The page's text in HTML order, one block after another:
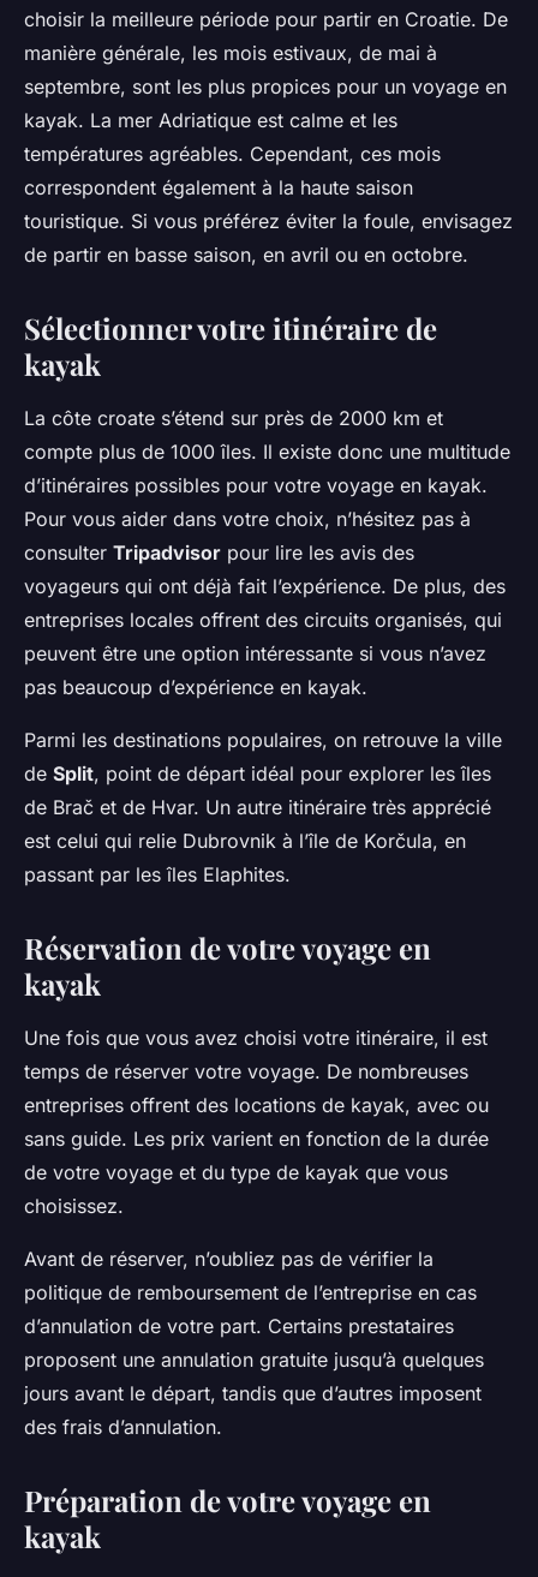
choisir la meilleure période pour partir en Croatie. De
manière générale, les mois estivaux, de mai à
septembre, sont les plus propices pour un voyage en
kayak. La mer Adriatique est calme et les
températures agréables. Cependant, ces mois
correspondent également à la haute saison
touristique. Si vous préférez éviter la foule, envisagez
de partir en basse saison, en avril ou en octobre.
Sélectionner votre itinéraire de
kayak
La côte croate s’étend sur près de 2000 km et
compte plus de 1000 îles. Il existe donc une multitude
d’itinéraires possibles pour votre voyage en kayak.
Pour vous aider dans votre choix, n’hésitez pas à
consulter Tripadvisor pour lire les avis des
voyageurs qui ont déjà fait l’expérience. De plus, des
entreprises locales offrent des circuits organisés, qui
peuvent être une option intéressante si vous n’avez
pas beaucoup d’expérience en kayak.
Parmi les destinations populaires, on retrouve la ville
de Split, point de départ idéal pour explorer les îles
de Brač et de Hvar. Un autre itinéraire très apprécié
est celui qui relie Dubrovnik à l’île de Korčula, en
passant par les îles Elaphites.
Réservation de votre voyage en
kayak
Une fois que vous avez choisi votre itinéraire, il est
temps de réserver votre voyage. De nombreuses
entreprises offrent des locations de kayak, avec ou
sans guide. Les prix varient en fonction de la durée
de votre voyage et du type de kayak que vous
choisissez.
Avant de réserver, n’oubliez pas de vérifier la
politique de remboursement de l’entreprise en cas
d’annulation de votre part. Certains prestataires
proposent une annulation gratuite jusqu’à quelques
jours avant le départ, tandis que d’autres imposent
des frais d’annulation.
Préparation de votre voyage en
kayak